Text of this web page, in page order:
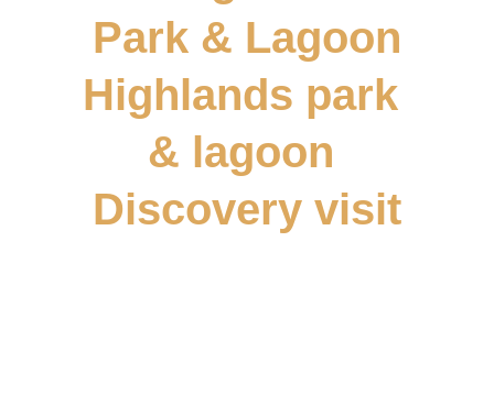
Park & Lagoon
Highlands park
& lagoon
Discovery visit